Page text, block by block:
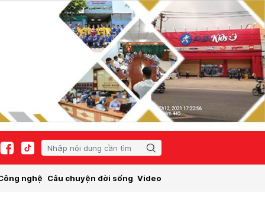
nghệ Câu chuyện đời sống Video